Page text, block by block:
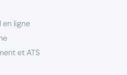
ligne
et ATS